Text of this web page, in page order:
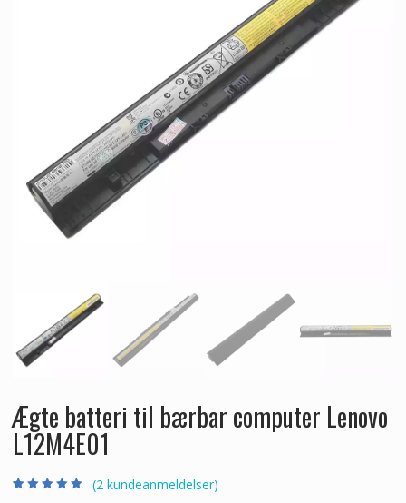
Ægte batteri til bærbar computer Lenovo
L12M4E01
(2 kundeanmeldelser)